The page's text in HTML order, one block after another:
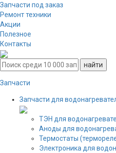
Запчасти под заказ
Ремонт техники
Акции
Полезное
Контакты
Запчасти
Запчасти для
ТЭН для
Аноды для
Термостаты
Электроника для